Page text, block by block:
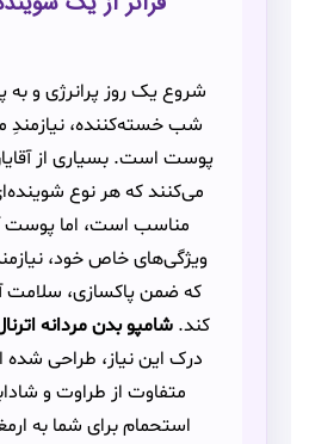
شروع یک روز پرانرژی و به
شب خسته‌کننده، نیازمندِ
پوست است. بسیاری از
می‌کنند که هر نوع
مناسب است، اما پوست
ویژگی‌های خاص خود،
که ضمن پاکسازی، سلامت
کند. شامپو بدن مردانه
درک این نیاز، طراحی
متفاوت از طراوت و
استحمام برای شما به